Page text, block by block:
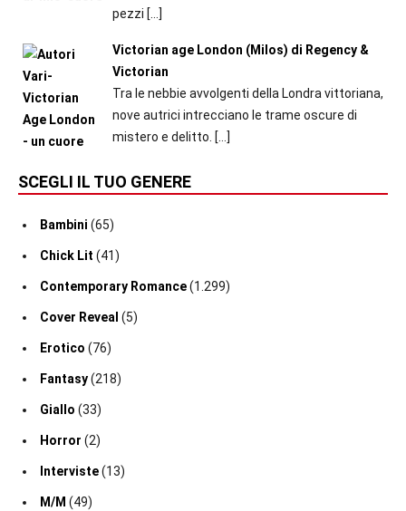
pezzi […]
Victorian age London (Milos) di Regency &
Victorian
Tra le nebbie avvolgenti della Londra vittoriana,
nove autrici intrecciano le trame oscure di
mistero e delitto. […]
SCEGLI IL TUO GENERE
Bambini (65)
Chick Lit (41)
Contemporary Romance(1.299)
Cover Reveal (5)
Erotico (76)
Fantasy(218)
Giallo (33)
Horror (2)
Interviste(13)
M/M (49)